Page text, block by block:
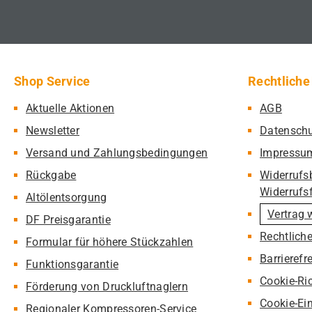
Shop Service
Aktuelle Aktionen
Newsletter
Versand und Zahlungsbedingungen
Rückgabe
Altölentsorgung
DF Preisgarantie
Formular für höhere Stückzahlen
Funktionsgarantie
Förderung von Druckluftnaglern
Regionaler Kompressoren-Service
AGB
Vertrag
Cookie-
Cookie-